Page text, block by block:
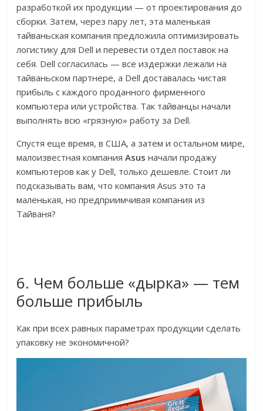
разработкой их продукции — от проектирования до
сборки. Затем, через пару лет, эта маленькая
тайваньская компания предложила оптимизировать
логистику для Dell и перевести отдел поставок на
себя. Dell согласилась — все издержки лежали на
тайваньском партнере, а Dell доставалась чистая
прибыль с каждого проданного фирменного
компьютера или устройства. Так тайванцы начали
выполнять всю «грязную» работу за Dell.
Спустя еще время, в США, а затем и остальном мире,
малоизвестная компанияAsus начали продажу
компьютеров как у Dell, только дешевле. Стоит ли
подсказывать вам, что компания Asus это та
маленькая, но предприимчивая компания из
Тайваня?
6. Чем больше «дырка» — тем
больше прибыль
Как при всех равных параметрах продукции сделать
упаковку не экономичной?